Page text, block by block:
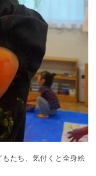
たち、気付くと全身絵